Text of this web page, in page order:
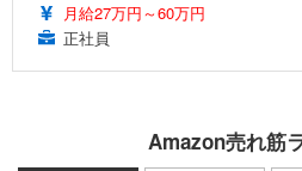
月給27万円～60万円
正社員
Amazon売れ筋